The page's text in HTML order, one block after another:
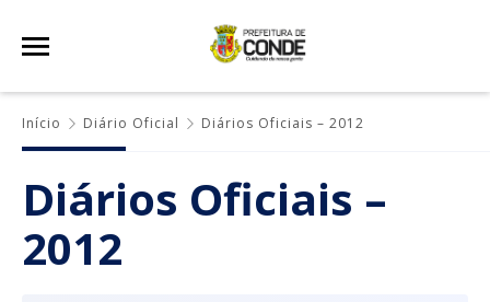
Início Diário Oficial Diários Oficiais – 2012
Diários Oficiais –
2012